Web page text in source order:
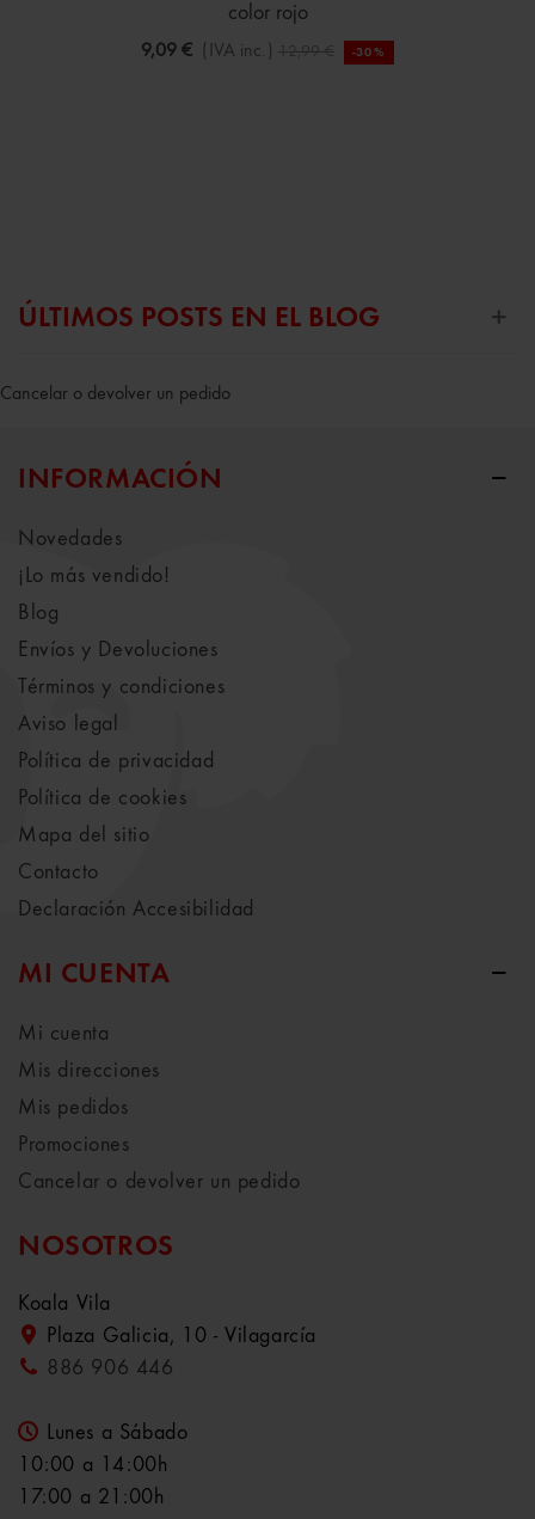
color rojo
9,09 € (IVA inc.) 12,99 € -30%
ÚLTIMOS POSTS EN EL BLOG
Cancelar o devolver un pedido
INFORMACIÓN
Novedades
¡Lo más vendido!
Blog
Envíos y Devoluciones
Términos y condiciones
Aviso legal
Política de privacidad
Política de cookies
Mapa del sitio
Contacto
Declaración Accesibilidad
MI CUENTA
Mi cuenta
Mis direcciones
Mis pedidos
Promociones
Cancelar o devolver un pedido
NOSOTROS
Koala Vila
Plaza Galicia, 10 - Vilagarcía
886 906 446
Lunes a Sábado
10:00 a 14:00h
17:00 a 21:00h